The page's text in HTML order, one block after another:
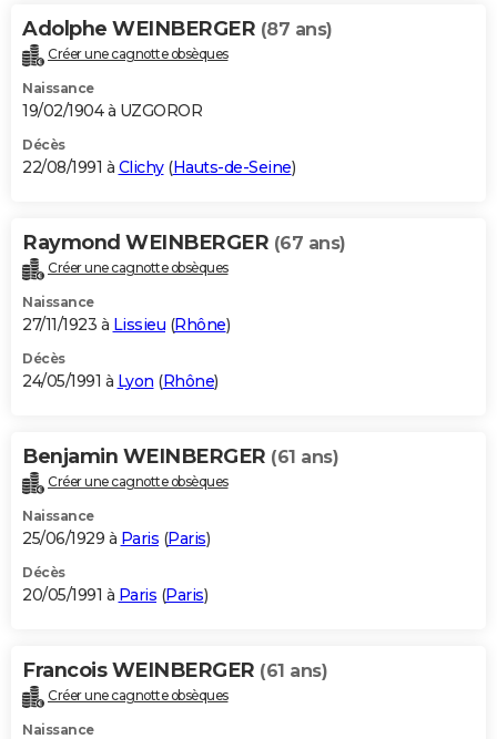
Adolphe WEINBERGER (87 ans)
Créer une cagnotte obsèques
Naissance
19/02/1904 à UZGOROR
Décès
22/08/1991 à Clichy(Hauts-de-Seine)
Raymond WEINBERGER (67 ans)
Créer une cagnotte obsèques
Naissance
27/11/1923 à Lissieu (Rhône)
Décès
24/05/1991 à Lyon (Rhône)
Benjamin WEINBERGER (61 ans)
Créer une cagnotte obsèques
Naissance
25/06/1929 à Paris (Paris)
Décès
20/05/1991 à Paris (Paris)
Francois WEINBERGER (61 ans)
Créer une cagnotte obsèques
Naissance